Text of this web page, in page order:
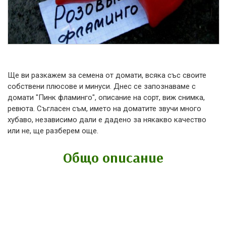
Ще ви разкажем за семена от домати, всяка със своите
собствени плюсове и минуси. Днес се запознаваме с
домати "Пинк фламинго", описание на сорт, виж снимка,
ревюта. Съгласен съм, името на доматите звучи много
хубаво, независимо дали е дадено за някакво качество
или не, ще разберем още.
Общо описание